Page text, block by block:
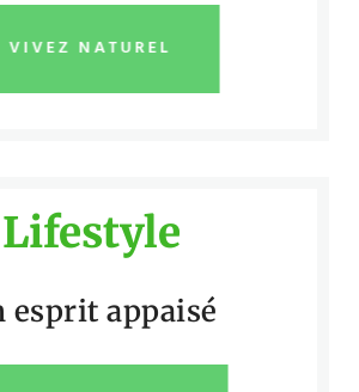
VIVEZ NATUREL
Lifestyle
esprit appaisé